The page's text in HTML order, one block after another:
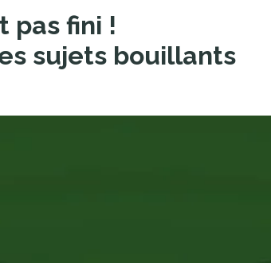
pas fini !
sujets bouillants